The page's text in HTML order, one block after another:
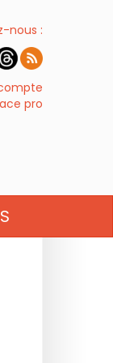
nous :
pro